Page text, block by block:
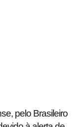
pelo Brasileiro